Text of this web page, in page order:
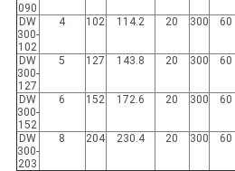
090
DW
300-
102
4 102 114.2 20 300 60
DW
300-
127
5 127 143.8 20 300 60
DW
300-
152
6 152 172.6 20 300 60
DW
300-
203
8 204 230.4 20 300 60